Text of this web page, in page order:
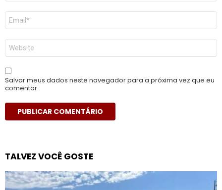
E-
mail
*
Site
Salvar meus dados neste navegador para a próxima vez que eu
comentar.
TALVEZ VOCÊ GOSTE